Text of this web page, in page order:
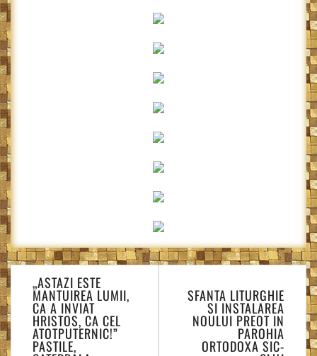
Navigare
în
articole
„ASTAZI ESTE
MANTUIREA LUMII,
CA A INVIAT
HRISTOS, CA CEL
ATOTPUTERNIC!”
PASTILE,
SFANTA LITURGHIE
SI INSTALAREA
NOULUI PREOT IN
PAROHIA
ORTODOXA SIC-